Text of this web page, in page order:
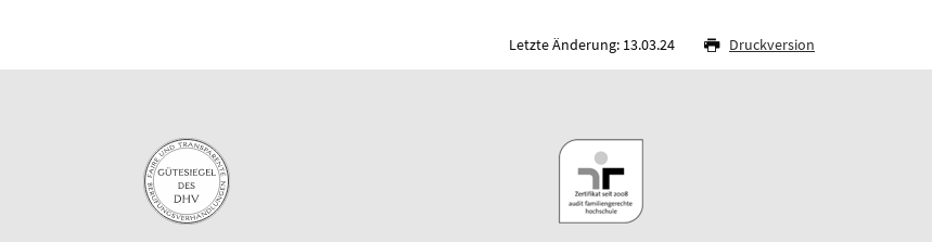
Letzte Änderung: 13.03.24 Druckversion